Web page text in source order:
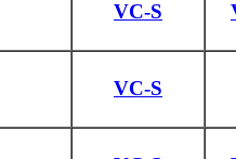
VC-S
VC-S